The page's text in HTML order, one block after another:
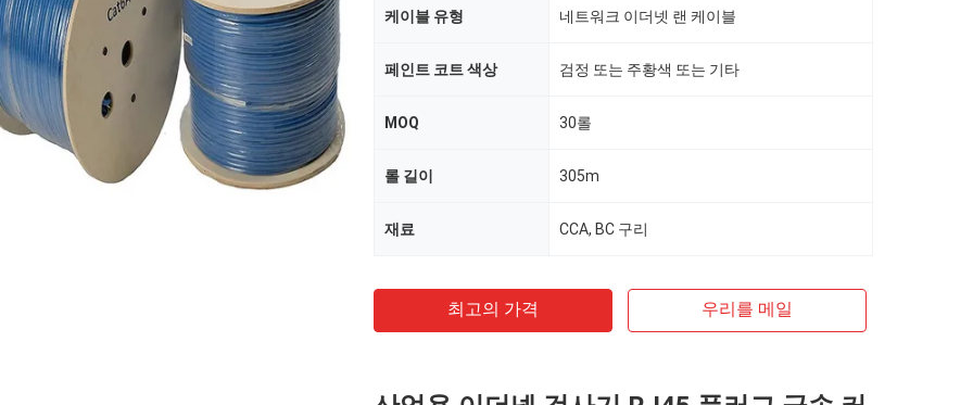
케이블 유형 네트워크 이더넷 랜 케이블
페인트 코트 색상 검정 또는 주황색 또는 기타
MOQ 30롤
롤 길이 305m
재료 CCA, BC 구리
최고의 가격 우리를 메일